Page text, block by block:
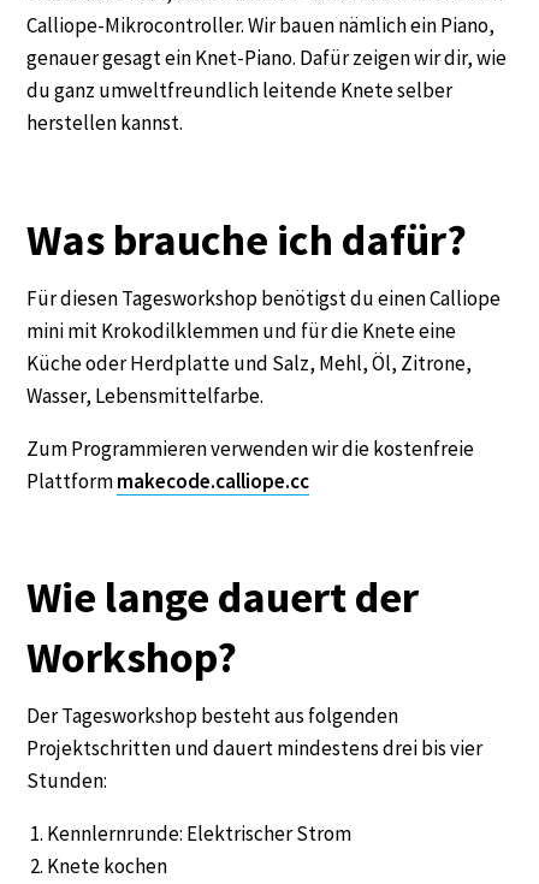
Calliope-Mikrocontroller. Wir bauen nämlich ein Piano,
genauer gesagt ein Knet-Piano. Dafür zeigen wir dir, wie
du ganz umweltfreundlich leitende Knete selber
herstellen kannst.
Was brauche ich dafür?
Für diesen Tagesworkshop benötigst du einen Calliope
mini mit Krokodilklemmen und für die Knete eine
Küche oder Herdplatte und Salz, Mehl, Öl, Zitrone,
Wasser, Lebensmittelfarbe.
Zum Programmieren verwenden wir die kostenfreie
Plattformmakecode.calliope.cc
Wie lange dauert der
Workshop?
Der Tagesworkshop besteht aus folgenden
Projektschritten und dauert mindestens drei bis vier
Stunden:
Kennlernrunde: Elektrischer Strom
Knete kochen